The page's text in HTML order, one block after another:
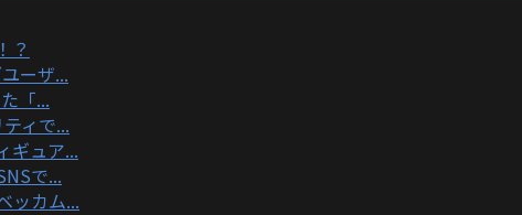
？
ーザ...
「...
ィで...
ギュア...
で...
ッカム...